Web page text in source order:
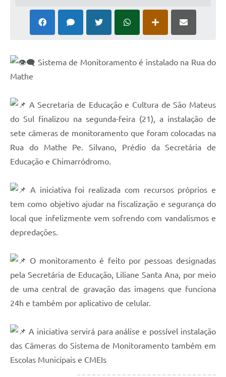
PSS Unificado 2025
Projeto Nascente Viva
Agência do Trabalhador
Previdência Complementar
Telefones Prefeitura Municipal
Feriados Municipais
Imprensa
Recebimento de Recursos
Serviço de Informação ao Cidadão
Termos de Fomento
Galeria de Fotos
Audiências Públicas
Sistema de Monitoramento é instalado na Rua do
Mathe
A Secretaria de Educação e Cultura de São Mateus
do Sul finalizou na segunda-feira (21), a instalação de
sete câmeras de monitoramento que foram colocadas na
Rua do Mathe Pe. Silvano, Prédio da Secretária de
Educação e Chimarródromo.
A iniciativa foi realizada com recursos próprios e
tem como objetivo ajudar na fiscalização e segurança do
local que infelizmente vem sofrendo com vandalismos e
depredações.
O monitoramento é feito por pessoas designadas
pela Secretária de Educação, Liliane Santa Ana, por meio
de uma central de gravação das imagens que funciona
24h e também por aplicativo de celular.
A iniciativa servirá para análise e possível instalação
das Câmeras do Sistema de Monitoramento também em
Escolas Municipais e CMEIs